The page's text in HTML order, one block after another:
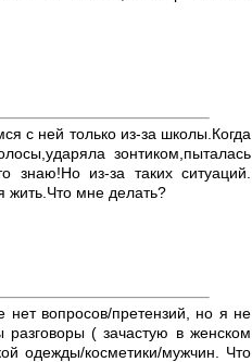
с ней только из-за школы.Когда
зонтиком,пыталась
из-за таких ситуаций.
мне делать?
вопросов/претензий, но я не
( зачастую в женском
одежды/косметики/мужчин. Что